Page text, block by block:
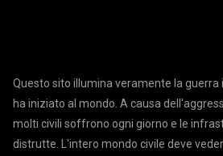
Questo sito illumina veramente la guerra
ha iniziato al mondo. A causa
molti civili soffrono ogni giorno e le
distrutte. L'intero mondo civile deve